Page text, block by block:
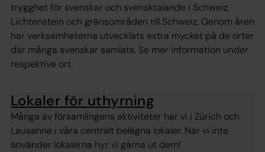
trygghet för svenskar och svensktalande i Schweiz,
Lichtenstein och gränsområden till Schweiz. Genom åren
har verksamheterna utvecklats extra mycket på de orter
där många svenskar samlats. Se mer information under
respektive ort.
Lokaler för uthyrning
Många av församlingens aktiviteter har vi i Zürich och
Lausanne i våra centralt belägna lokaler. När vi inte
använder lokalerna hyr vi gärna ut dem!